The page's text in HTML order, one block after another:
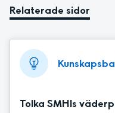
Relaterade sidor
Tolka SMHIs